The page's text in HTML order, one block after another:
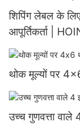
शिपिंग लेबल के
आपूर्तिकर्ता |
थोक मूल्यों पर
उच्च गुणवत्ता वाले